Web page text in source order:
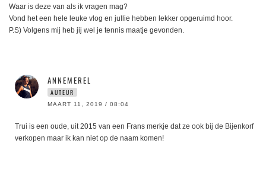
Waar is deze van als ik vragen mag?
Vond het een hele leuke vlog en jullie hebben lekker opgeruimd hoor.
P.S) Volgens mij heb jij wel je tennis maatje gevonden.
ANNEMEREL
AUTEUR
MAART 11, 2019 / 08:04
Trui is een oude, uit 2015 van een Frans merkje dat ze ook bij de Bijenkorf
verkopen maar ik kan niet op de naam komen!